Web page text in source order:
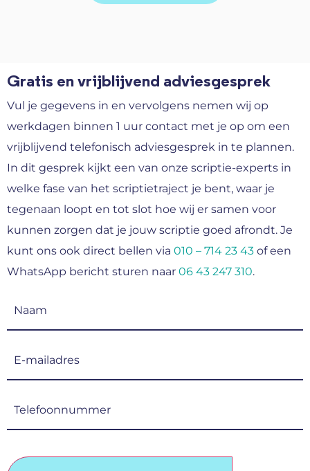
Gratis en vrijblijvend adviesgesprek
Vul je gegevens in en vervolgens nemen wij op
werkdagen binnen 1 uur contact met je op om een
vrijblijvend telefonisch adviesgesprek in te plannen.
In dit gesprek kijkt een van onze scriptie-experts in
welke fase van het scriptietraject je bent, waar je
tegenaan loopt en tot slot hoe wij er samen voor
kunnen zorgen dat je jouw scriptie goed afrondt. Je
kunt ons ook direct bellen via 010 – 714 23 43 of een
WhatsApp bericht sturen naar 06 43 247 310.